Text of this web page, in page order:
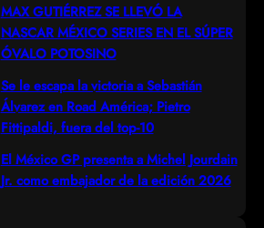
MAX GUTIÉRREZ SE LLEVÓ LA
NASCAR MÉXICO SERIES EN EL SÚPER
ÓVALO POTOSINO
Se le escapa la victoria a Sebastián
Álvarez en Road América; Pietro
Fittipaldi, fuera del top-10
El México GP presenta a Michel Jourdain
Jr. como embajador de la edición 2026